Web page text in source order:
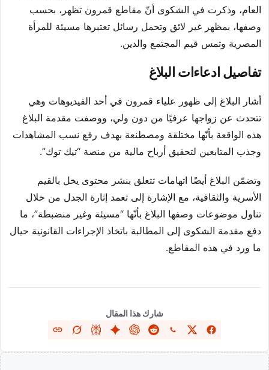
العام، وذكرت في الشكوى أنّ مقاطع قمرون تظهر، بحسب
وصفها، بمظهر غير لائق وتحمل رسائل تعتبرها مسيئة للمرأة
المصرية وتمس قيم المجتمع والدين.
تفاصيل ادعاءات البلاغ
أشار البلاغ إلى ظهور علياء قمرون في أحد الفيديوهات وهي
تتحدث عن زواجها عرفيًا من دون ولي، ووصفت مقدمة البلاغ
هذه الواقعة بأنّها مختلقة ومصطنعة بهدف رفع نسب المشاهدات
وجذب المتابعين لتحقيق أرباح مالية من منصة “تيك توك”.
وتضمّن البلاغ أيضًا اتهامات تتعلق بنشر محتوى يخل بالقيم
الأسرية والثقافية، مع الإشارة إلى تعمد إثارة الجدل من خلال
تناول موضوعات وصفها البلاغ بأنّها “مسيئة وغير منضبطة”، ما
دفع مقدمة الشكوى إلى المطالبة باتخاذ الإجراءات القانونية حيال
ما ورد في هذه المقاطع.
شارك هذا المقال